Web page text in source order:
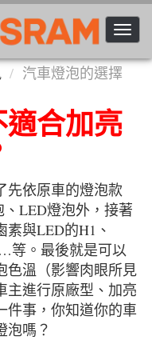
Toggle
汽車燈泡的選擇
合加亮
先依原車的燈泡款
LED燈泡外，接著
與LED的H1、
等。最後就是可以
色溫（影響肉眼所見
主進行原廠型、加亮
件事，你知道你的車
泡嗎？